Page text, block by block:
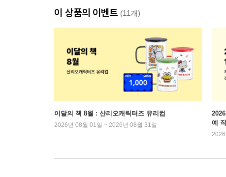
이 상품의 이벤트 (11개)
이달의 책 8월 : 산리오캐릭터즈 유리컵
2026년 08월 01일 ~ 2026년 08월 31일
예